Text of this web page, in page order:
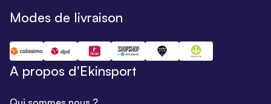
Modes de livraison
A propos d'Ekinsport